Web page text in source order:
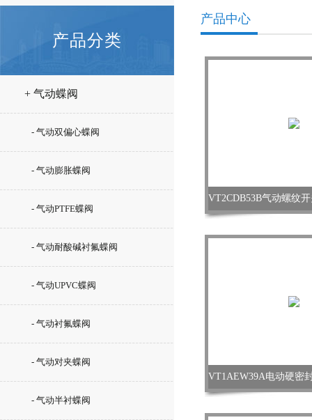
产品分类
+ 气动蝶阀
- 气动双偏心蝶阀
- 气动膨胀蝶阀
- 气动PTFE蝶阀
- 气动耐酸碱衬氟蝶阀
- 气动UPVC蝶阀
- 气动衬氟蝶阀
- 气动对夹蝶阀
- 气动半衬蝶阀
产品中心